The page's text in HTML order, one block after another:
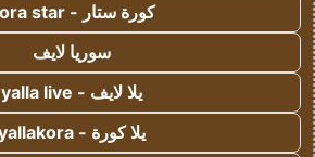
كورة ستار - kora star
سوريا لايف
يلا لايف - yalla live
يلا كورة - yallakora